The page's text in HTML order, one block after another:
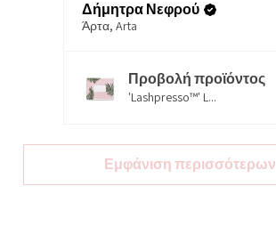
Δήμητρα Νεφρού
Άρτα, Arta
Προβολή προϊόντος
'Lashpresso™' L...
Εμφάνιση περισσότερων